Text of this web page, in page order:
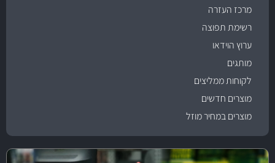
מרכז העזרה
רשימת תפוצה
ערוץ הוידאו
מותגים
לקוחות ממליצים
מוצרים חדשים
מוצרים במחיר מוזל